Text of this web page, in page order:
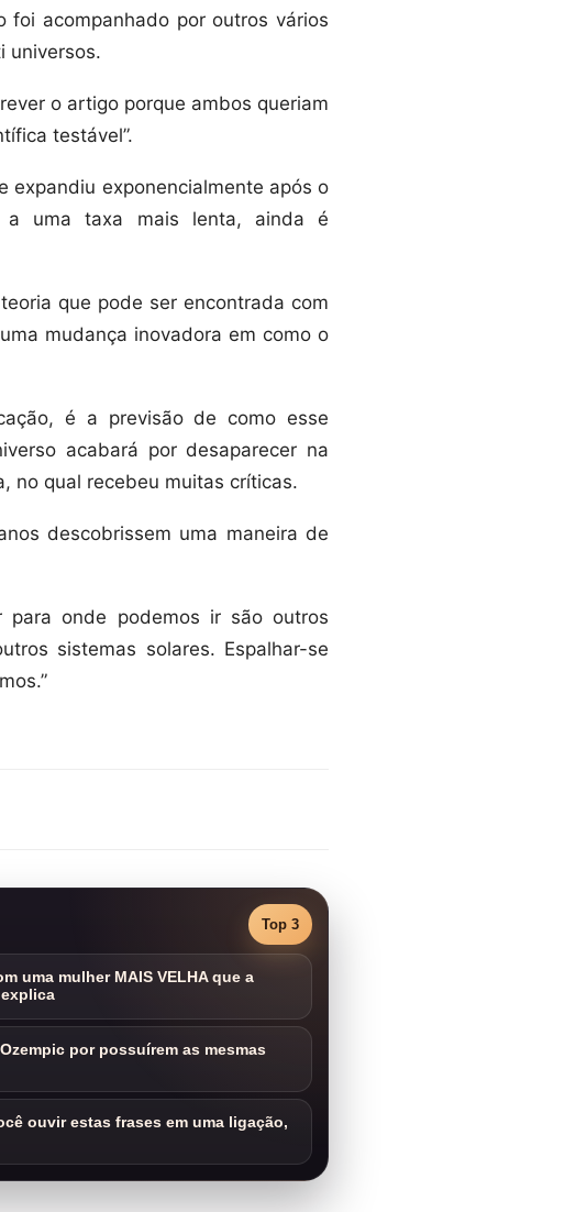
foi acompanhado por outros vários
universos.
o artigo porque ambos queriam
testável”.
expandiu exponencialmente após o
a uma taxa mais lenta, ainda é
que pode ser encontrada com
mudança inovadora em como o
é a previsão de como esse
acabará por desaparecer na
no qual recebeu muitas críticas.
descobrissem uma maneira de
para onde podemos ir são outros
sistemas solares. Espalhar-se
Top 3
uma mulher MAIS VELHA que a
por possuírem as mesmas
ouvir estas frases em uma ligação,